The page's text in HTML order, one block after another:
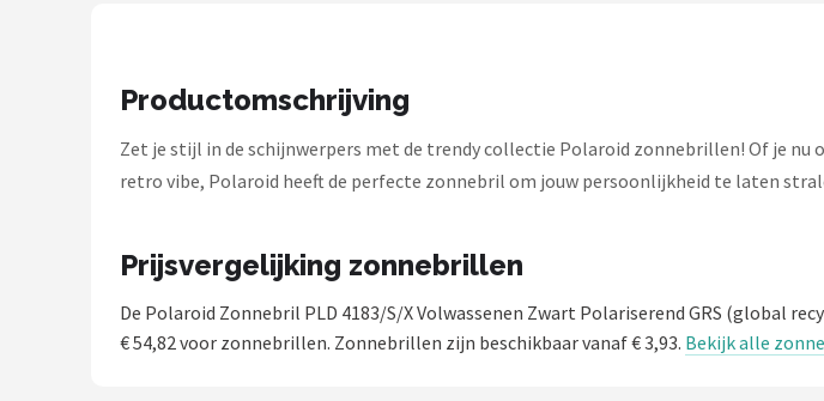
Montuurtjevoorjou
Fako Fashion®
Fako Sunglasses®
Productomschrijving
Zet je stijl in de schijnwerpers met de trendy collectie Polaroid zonnebrillen! Of je
retro vibe, Polaroid heeft de perfecte zonnebril om jouw persoonlijkheid te laten
Prijsvergelijking zonnebrillen
De Polaroid Zonnebril PLD 4183/S/X Volwassenen Zwart Polariserend GRS (global
€ 54,82 voor zonnebrillen. Zonnebrillen zijn beschikbaar vanaf € 3,93. Bekijk alle